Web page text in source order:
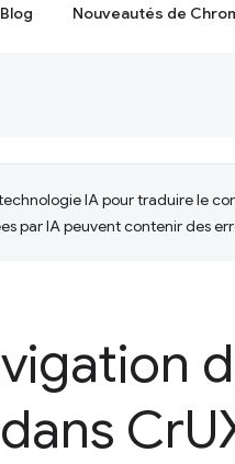
Blog Nouveautés de
IA pour traduire le
par IA peuvent contenir des
Cr